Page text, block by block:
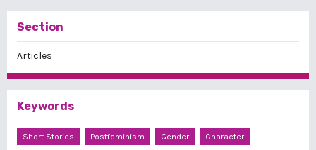
Section
Articles
Keywords
Short Stories Postfeminism Gender Character